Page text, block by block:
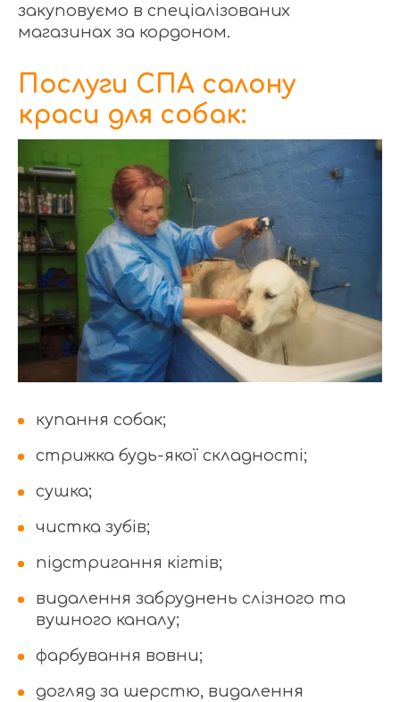
закуповуємо в спеціалізованих
магазинах за кордоном.
Послуги СПА салону
краси для собак:
купання собак;
стрижка будь-якої складності;
сушка;
чистка зубів;
підстригання кігтів;
видалення забруднень слізного та
вушного каналу;
фарбування вовни;
догляд за шерстю, видалення